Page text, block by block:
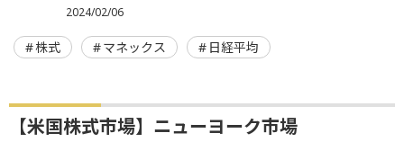
2024/02/06
株式 マネックス 日経平均
【米国株式市場】ニューヨーク市場